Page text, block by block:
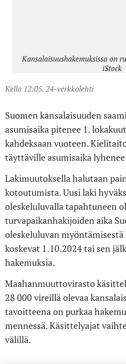
Kansalaisuushakemuksissa on
iStock
Kello 12:05. 24-verkkolehti
Suomen kansalaisuuden
asumisaika pitenee 1.
kahdeksaan vuoteen.
täyttäville asumisaika
Lakimuutoksella halutaan
kotoutumista. Uusi laki
oleskeluluvalla tapahtuneen
turvapaikanhakijoiden aika
oleskeluluvan
koskevat 1.10.2024 tai sen
hakemuksia.
Maahanmuuttovirasto
28 000 vireillä olevaa
tavoitteena on purkaa
mennessä. Käsittelyajat
välillä.